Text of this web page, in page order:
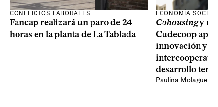
CONFLICTOS LABORALES
Fancap realizará un paro de 24
horas en la planta de La Tablada
ECONOMÍA SOCIAL
Cohousingy
Cudecoop
innovación y el
desarrollo
Paulina Molaguero